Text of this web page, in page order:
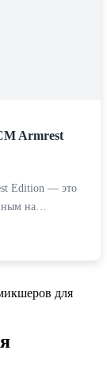
Armrest
Edition — это
на…
для